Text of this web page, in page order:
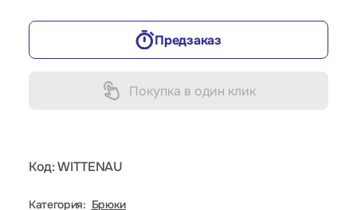
Предзаказ
Покупка в один клик
Код: WITTENAU
Категория: Брюки